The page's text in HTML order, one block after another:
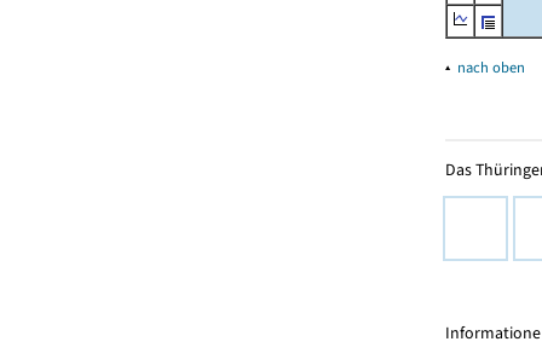
▴ nach oben
Das